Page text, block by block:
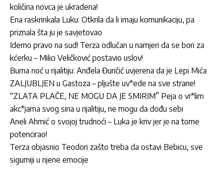
količina novca je ukradena!
Ena raskrinkala Luku: Otkrila da li imaju komunikaciju, pa
priznala šta ju je savjetovao
Idemo pravo na sud! Terza odlučan u namjeri da se bori za
kćerku – Milici Veličković postavio uslov!
Burna noć u rijalitiju: Anđela Đuričić uvjerena da je Lepi Mića
ZALJUBLJEN u Gastoza – pljušte uv*ede na sve strane!
“ZLATA PLAČE, NE MOGU DA JE SMIRIM” Peja o vr*lim
akc*jama svog sina u rijalitiju, ne mogu da dođu sebi
Aneli Ahmić o svojoj trudnoći – Luka je kriv jer je na tome
potencirao!
Terza objasnio Teodori zašto treba da ostavi Bebicu, sve
sigurniji u njene emocije